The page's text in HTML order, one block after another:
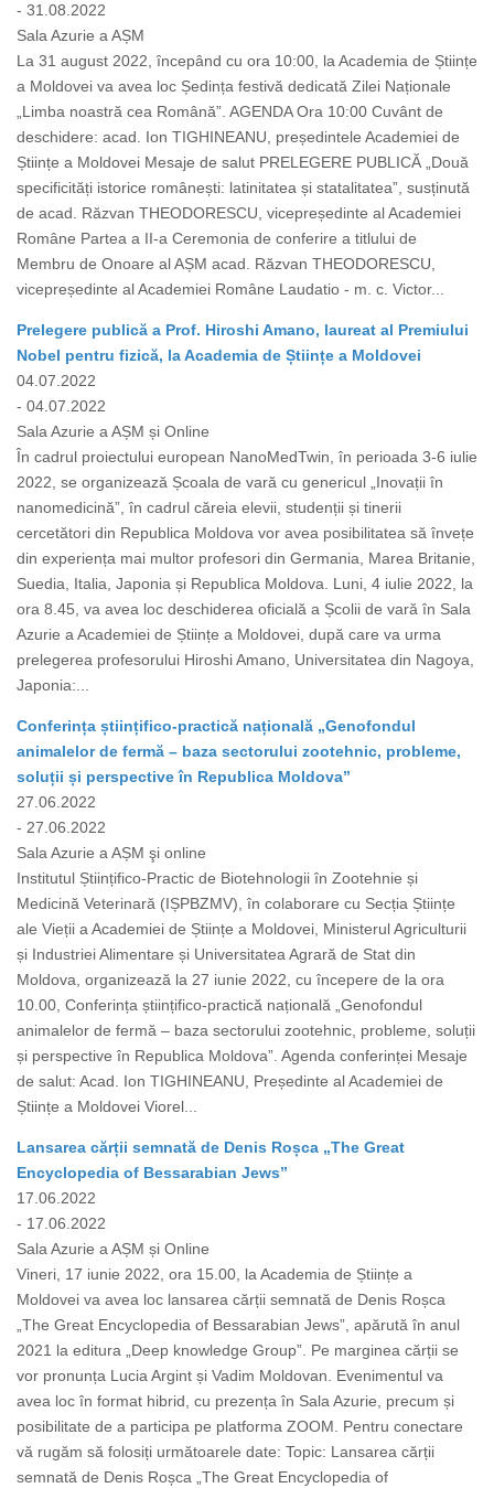
- 31.08.2022
Sala Azurie a AȘM
La 31 august 2022, începând cu ora 10:00, la Academia de Științe
a Moldovei va avea loc Ședința festivă dedicată Zilei Naționale
„Limba noastră cea Română”. AGENDA Ora 10:00 Cuvânt de
deschidere: acad. Ion TIGHINEANU, președintele Academiei de
Științe a Moldovei Mesaje de salut PRELEGERE PUBLICĂ „Două
specificități istorice românești: latinitatea și statalitatea”, susținută
de acad. Răzvan THEODORESCU, vicepreședinte al Academiei
Române Partea a II-a Ceremonia de conferire a titlului de
Membru de Onoare al AȘM acad. Răzvan THEODORESCU,
vicepreședinte al Academiei Române Laudatio - m. c. Victor...
Prelegere publică a Prof. Hiroshi Amano, laureat al Premiului
Nobel pentru fizică, la Academia de Științe a Moldovei
04.07.2022
- 04.07.2022
Sala Azurie a AȘM și Online
În cadrul proiectului european NanoMedTwin, în perioada 3-6 iulie
2022, se organizează Școala de vară cu genericul „Inovații în
nanomedicină”, în cadrul căreia elevii, studenții și tinerii
cercetători din Republica Moldova vor avea posibilitatea să învețe
din experiența mai multor profesori din Germania, Marea Britanie,
Suedia, Italia, Japonia și Republica Moldova. Luni, 4 iulie 2022, la
ora 8.45, va avea loc deschiderea oficială a Școlii de vară în Sala
Azurie a Academiei de Științe a Moldovei, după care va urma
prelegerea profesorului Hiroshi Amano, Universitatea din Nagoya,
Japonia:...
Conferința științifico-practică națională „Genofondul
animalelor de fermă – baza sectorului zootehnic, probleme,
soluții și perspective în Republica Moldova”
27.06.2022
- 27.06.2022
Sala Azurie a AȘM şi online
Institutul Științifico-Practic de Biotehnologii în Zootehnie și
Medicină Veterinară (IȘPBZMV), în colaborare cu Secția Științe
ale Vieții a Academiei de Științe a Moldovei, Ministerul Agriculturii
și Industriei Alimentare și Universitatea Agrară de Stat din
Moldova, organizează la 27 iunie 2022, cu începere de la ora
10.00, Conferința științifico-practică națională „Genofondul
animalelor de fermă – baza sectorului zootehnic, probleme, soluții
și perspective în Republica Moldova”. Agenda conferinței Mesaje
de salut: Acad. Ion TIGHINEANU, Președinte al Academiei de
Științe a Moldovei Viorel...
Lansarea cărții semnată de Denis Roșca „The Great
Encyclopedia of Bessarabian Jews”
17.06.2022
- 17.06.2022
Sala Azurie a AȘM și Online
Vineri, 17 iunie 2022, ora 15.00, la Academia de Științe a
Moldovei va avea loc lansarea cărții semnată de Denis Roșca
„The Great Encyclopedia of Bessarabian Jews”, apărută în anul
2021 la editura „Deep knowledge Group”. Pe marginea cărții se
vor pronunța Lucia Argint și Vadim Moldovan. Evenimentul va
avea loc în format hibrid, cu prezența în Sala Azurie, precum și
posibilitate de a participa pe platforma ZOOM. Pentru conectare
vă rugăm să folosiți următoarele date: Topic: Lansarea cărții
semnată de Denis Roșca „The Great Encyclopedia of